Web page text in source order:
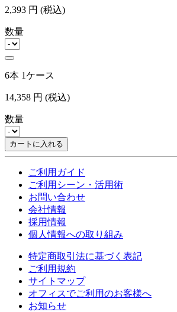
2,393 円 (税込)
数量
6本 1ケース
14,358 円 (税込)
数量
カートに入れる
ご利用ガイド
ご利用シーン・活用術
お問い合わせ
会社情報
採用情報
個人情報への取り組み
特定商取引法に基づく表記
ご利用規約
サイトマップ
オフィスでご利用のお客様へ
お知らせ